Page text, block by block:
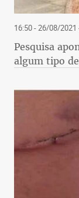
16:50 - 26/08/2021
Pesquisa
algum tipo